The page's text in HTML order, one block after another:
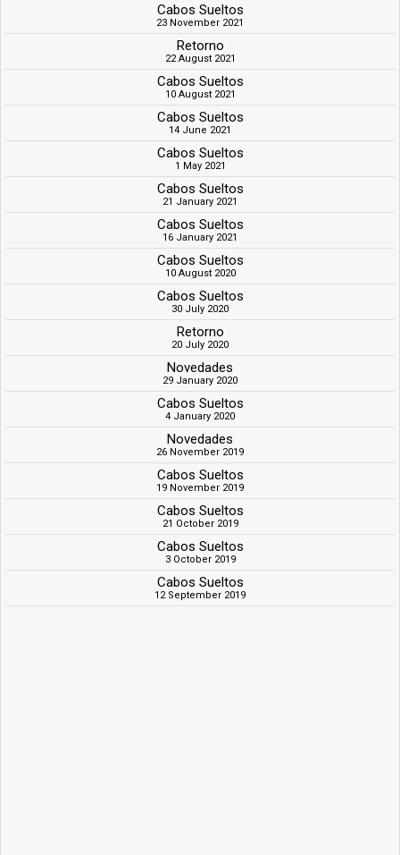
Cabos Sueltos
23 November 2021
Retorno
22 August 2021
Cabos Sueltos
10 August 2021
Cabos Sueltos
14 June 2021
Cabos Sueltos
1 May 2021
Cabos Sueltos
21 January 2021
Cabos Sueltos
16 January 2021
Cabos Sueltos
10 August 2020
Cabos Sueltos
30 July 2020
Retorno
20 July 2020
Novedades
29 January 2020
Cabos Sueltos
4 January 2020
Novedades
26 November 2019
Cabos Sueltos
19 November 2019
Cabos Sueltos
21 October 2019
Cabos Sueltos
3 October 2019
Cabos Sueltos
12 September 2019